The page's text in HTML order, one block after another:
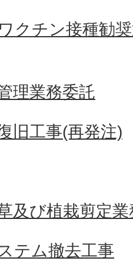
クチン接種勧
理業務委託
旧工事(再発注)
及び植栽剪定
テム撤去工事